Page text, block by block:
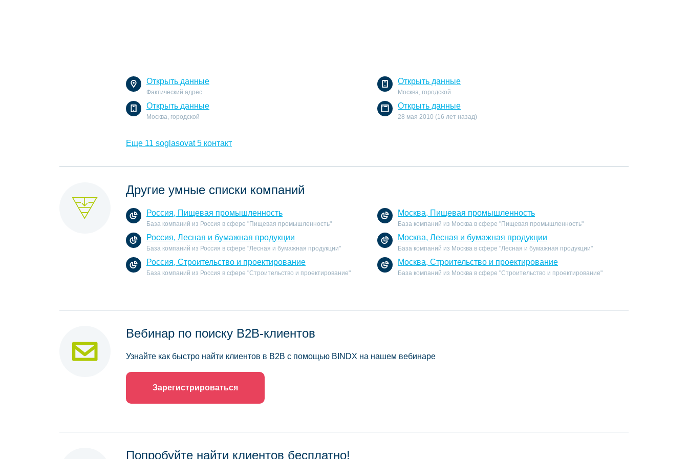
Открыть данные
Фактический адрес
Открыть данные
Москва, городской
Открыть данные
Москва, городской
Открыть данные
28 мая 2010 (16 лет назад)
Еще 11 soglasovat 5 контакт
Другие умные списки компаний
Россия, Пищевая промышленность
База компаний из Россия в сфере "Пищевая промышленность"
Москва, Пищевая промышленность
База компаний из Москва в сфере "Пищевая промышленность"
Россия, Лесная и бумажная продукции
База компаний из Россия в сфере "Лесная и бумажная продукции"
Москва, Лесная и бумажная продукции
База компаний из Москва в сфере "Лесная и бумажная продукции"
Россия, Строительство и проектирование
База компаний из Россия в сфере "Строительство и проектирование"
Москва, Строительство и проектирование
База компаний из Москва в сфере "Строительство и проектирование"
Вебинар по поиску B2B-клиентов
Узнайте как быстро найти клиентов в B2B с помощью BINDX на нашем вебинаре
Зарегистрироваться
Попробуйте найти клиентов бесплатно!